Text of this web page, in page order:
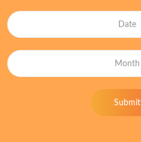
Date
Month
Submit